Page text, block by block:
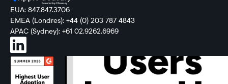
EUA: 847.847.3706
EMEA (Londres): +44 (0) 203 787 4843
APAC (Sydney): +61 02.9262.6969